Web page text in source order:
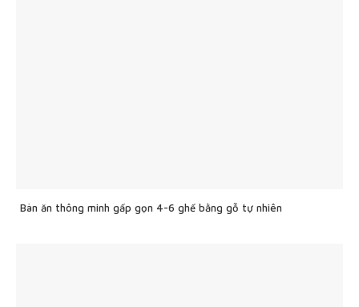
Bàn ăn thông minh gấp gọn 4-6 ghế bằng gỗ tự nhiên